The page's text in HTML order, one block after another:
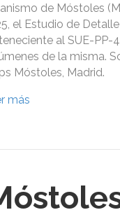
de Móstoles
el Estudio de
al SUE-PP-
de la misma.
Móstoles, Madrid.
más